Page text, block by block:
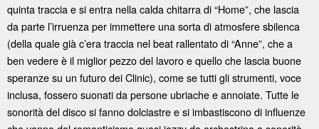
quinta traccia e si entra nella calda chitarra di “Home”, che lascia
da parte l’irruenza per immettere una sorta di atmosfere sbilenca
(della quale già c’era traccia nel beat rallentato di “Anne”, che a
ben vedere è il miglior pezzo del lavoro e quello che lascia buone
speranze su un futuro dei Clinic), come se tutti gli strumenti, voce
inclusa, fossero suonati da persone ubriache e annoiate. Tutte le
sonorità del disco si fanno dolciastre e si imbastiscono di influenze